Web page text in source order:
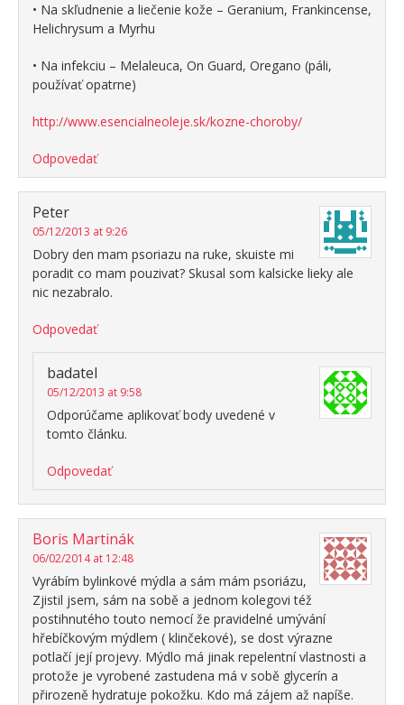
• Na skľudnenie a liečenie kože – Geranium, Frankincense,
Helichrysum a Myrhu
• Na infekciu – Melaleuca, On Guard, Oregano (páli,
používať opatrne)
http://www.esencialneoleje.sk/kozne-choroby/
Odpovedať
Peter
05/12/2013 at 9:26
Dobry den mam psoriazu na ruke, skuiste mi
poradit co mam pouzivat? Skusal som kalsicke lieky ale
nic nezabralo.
Odpovedať
badatel
05/12/2013 at 9:58
Odporúčame aplikovať body uvedené v
tomto článku.
Odpovedať
Boris Martinák
06/02/2014 at 12:48
Vyrábím bylinkové mýdla a sám mám psoriázu,
Zjistil jsem, sám na sobě a jednom kolegovi též
postihnutého touto nemocí že pravidelné umývání
hřebíčkovým mýdlem ( klinčekové), se dost výrazne
potlačí její projevy. Mýdlo má jinak repelentní vlastnosti a
protože je vyrobené zastudena má v sobě glycerín a
přirozeně hydratuje pokožku. Kdo má zájem až napíše.